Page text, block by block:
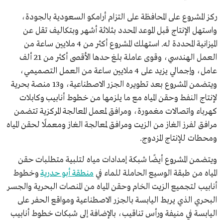
ركز المشروع على المحافظة على التزام أرامكو السعودية بالجودة،
واستهل الإنتاج قبل الموعد المحدد بثلاثة أشهر وبتكاليف تقل عن
الميزانية المحددة له. استهلك المشروع أكثر من 4 ملايين ساعة من
العمل الهندسي، وقوى عاملة بلغ حدها الأقصى أكثر من 21 ألف
عامل، وإجمالي يزيد على 4 ملايين ساعة من العمل التصميمي،
ويتضمن المشروع بعد تطويره الجزر الاصطناعية، و13 منصة بحرية
لإنتاج النفط وحقن المياه مع ما يلزمها من خطوط أنابيب وكابلات
كهرباء واتصالات مغمورة، ومرافق لمعمل المعالجة المركزية تتضمن
مرافق لفرز الغاز من الزيت ومرافق لمعالجة الغاز ومعملًا لحقن المياه
ومحطات للإنتاج المزدوج.
ويتضمن المشروع أيضًا شبكة إمدادات مياه لتلبية متطلبات حقن
المياه من طبقة الوسيع الحاملة للماء في منطقة أبو حدريةوخطوط
أنابيب لتجميع الزيت الخام وحقن المياه من المنصات البحرية والجسر
البحري الذي يربط اليابسة بالجزر الاصطناعية ومواقع الحفر على
اليابسة في منيفة ورأس تناقيب، بالإضافة إلى شبكات خطوط أنابيب